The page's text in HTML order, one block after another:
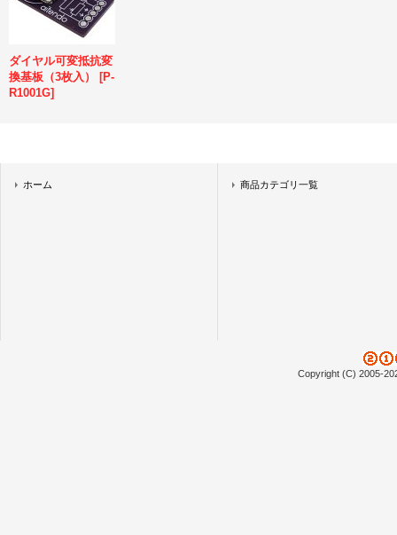
ダイヤル可変抵抗変
換基板（3枚入）
[P-
R1001G]
ホーム 商品カテゴリ一覧
Copyright (C) 2005-